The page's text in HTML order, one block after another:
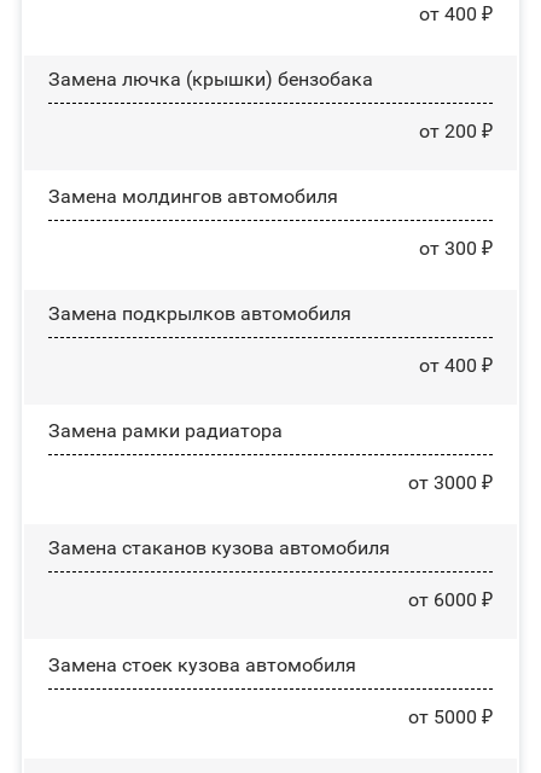
от 400 ₽
Замена лючка (крышки) бензобака
от 200 ₽
Замена молдингов автомобиля
от 300 ₽
Замена пoдĸpылĸoв автомобиля
от 400 ₽
Замена рамки радиатора
от 3000 ₽
Замена стаканов кузова автомобиля
от 6000 ₽
Замена стоек кузова автомобиля
от 5000 ₽